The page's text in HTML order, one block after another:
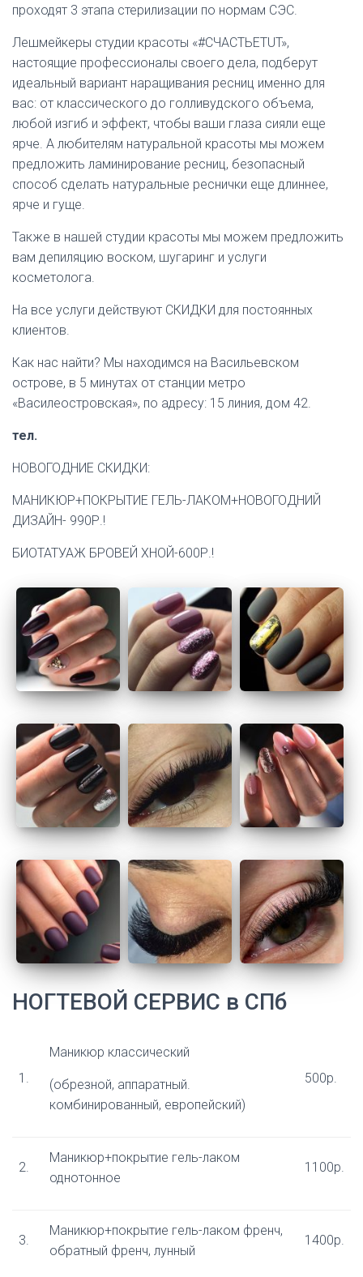
проходят 3 этапа стерилизации по нормам СЭС.
Лешмейкеры студии красоты «#СЧАСТЬЕTUT»,
настоящие профессионалы своего дела, подберут
идеальный вариант наращивания ресниц именно для
вас: от классического до голливудского объема,
любой изгиб и эффект, чтобы ваши глаза сияли еще
ярче. А любителям натуральной красоты мы можем
предложить ламинирование ресниц, безопасный
способ сделать натуральные реснички еще длиннее,
ярче и гуще.
Также в нашей студии красоты мы можем предложить
вам депиляцию воском, шугаринг и услуги
косметолога.
На все услуги действуют СКИДКИ для постоянных
клиентов.
Как нас найти? Мы находимся на Васильевском
острове, в 5 минутах от станции метро
«Василеостровская», по адресу: 15 линия, дом 42.
тел.
НОВОГОДНИЕ СКИДКИ:
МАНИКЮР+ПОКРЫТИЕ ГЕЛЬ-ЛАКОМ+НОВОГОДНИЙ
ДИЗАЙН- 990Р.!
БИОТАТУАЖ БРОВЕЙ ХНОЙ-600Р.!
НОГТЕВОЙ СЕРВИС в СПб
1.​
Маникюр классический
(обрезной, аппаратный.
комбинированный, европейский)
500р.
2.​
Маникюр+покрытие гель-лаком
однотонное
1100р.
3.​
Маникюр+покрытие гель-лаком френч,
обратный френч, лунный
1400р.